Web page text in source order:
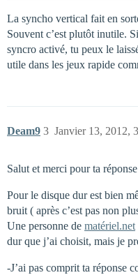
La syncho vertical fait en
Souvent c’est plutôt inutile.
syncro activé, tu peux le
utile dans les jeux rapide
Deam9 Janvier 13, 2012,
3
Salut et merci pour ta
Pour le disque dur est bien
bruit ( après c’est pas non
Une personne de matériel.net
dur que j’ai choisit, mais je
-J’ai pas comprit ta réponse